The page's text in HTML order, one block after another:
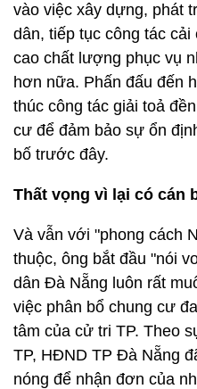
vào việc xây dựng, phát
dân, tiếp tục công tác
cao chất lượng phục vụ
hơn nữa. Phấn đấu đến
thúc công tác giải toả
cư để đảm bảo sự ổn
bố trước đây.
Thất vọng vì lại có cán
Và vẫn với "phong cách
thuộc, ông bắt đầu "nói
dân Đà Nẵng luôn rất
việc phân bổ chung cư
tâm của cử tri TP. Theo
TP, HĐND TP Đà Nẵng
nóng để nhận đơn của